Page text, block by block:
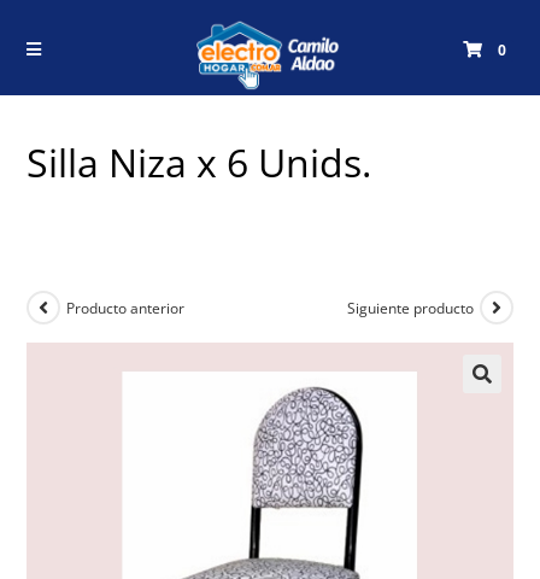
0
Silla Niza x 6 Unids.
Producto anterior Siguiente producto